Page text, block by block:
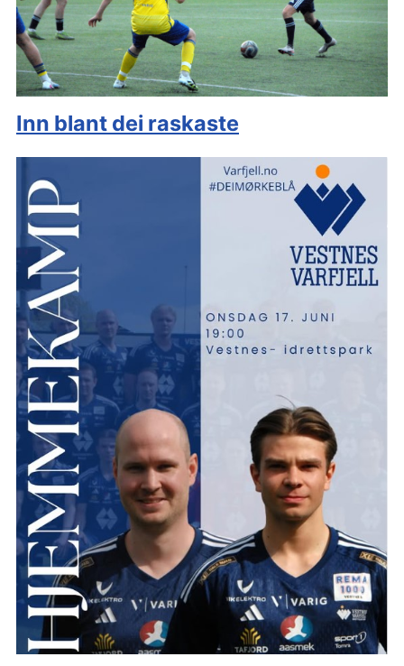
Inn blant dei raskaste